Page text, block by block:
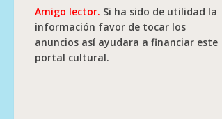
Amigo lector. Si ha sido de utilidad la
información favor de tocar los
anuncios así ayudara a financiar este
portal cultural.